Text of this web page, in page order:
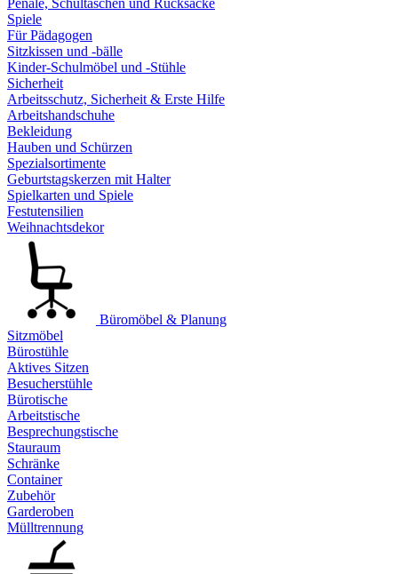
Penale, Schultaschen und Rucksäcke
Spiele
Für Pädagogen
Sitzkissen und -bälle
Kinder-Schulmöbel und -Stühle
Sicherheit
Arbeitsschutz, Sicherheit & Erste Hilfe
Arbeitshandschuhe
Bekleidung
Hauben und Schürzen
Spezialsortimente
Geburtstagskerzen mit Halter
Spielkarten und Spiele
Festutensilien
Weihnachtsdekor
Büromöbel & Planung
Sitzmöbel
Bürostühle
Aktives Sitzen
Besucherstühle
Bürotische
Arbeitstische
Besprechungstische
Stauraum
Schränke
Container
Zubehör
Garderoben
Mülltrennung